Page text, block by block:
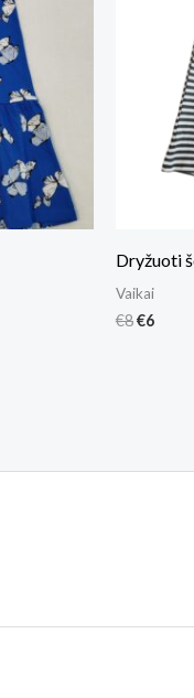
Dryžuoti
Vaikai
€8€6